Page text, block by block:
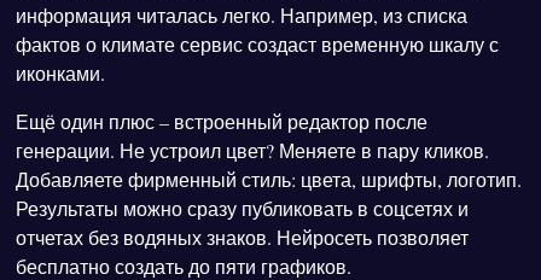
информация читалась легко. Например, из списка
фактов о климате сервис создаст временную шкалу с
иконками.
Ещё один плюс – встроенный редактор после
генерации. Не устроил цвет? Меняете в пару кликов.
Добавляете фирменный стиль: цвета, шрифты, логотип.
Результаты можно сразу публиковать в соцсетях и
отчетах без водяных знаков. Нейросеть позволяет
бесплатно создать до пяти графиков.